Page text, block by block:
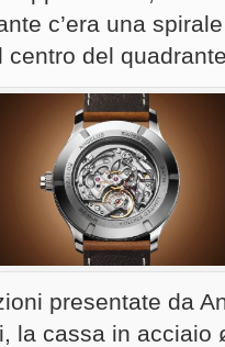
c’era una
centro del
presentate da
la cassa in acciaio